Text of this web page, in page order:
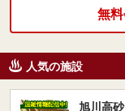
無
人気の施設
旭川高